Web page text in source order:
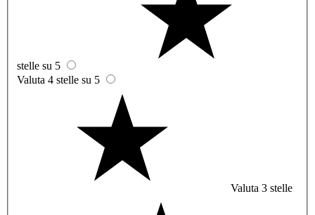
stelle su 5
Valuta 4 stelle su 5
Valuta 3 stelle